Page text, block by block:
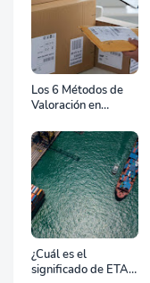
Los 6 Métodos de
Valoración en
¿Cuál es el
significado de ETA,